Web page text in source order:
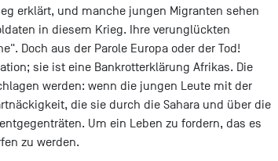
erklärt, und manche jungen Migranten sehen
in diesem Krieg. Ihre verunglückten
Doch aus der Parole Europa oder der Tod!
sie ist eine Bankrotterklärung Afrikas. Die
werden: wenn die jungen Leute mit der
die sie durch die Sahara und über die
Um ein Leben zu fordern, das es
zu werden.